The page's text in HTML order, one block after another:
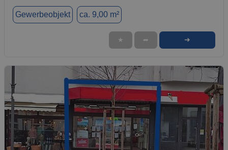
Gewerbeobjekt ca. 9,00 m²
★ ➦ ➜